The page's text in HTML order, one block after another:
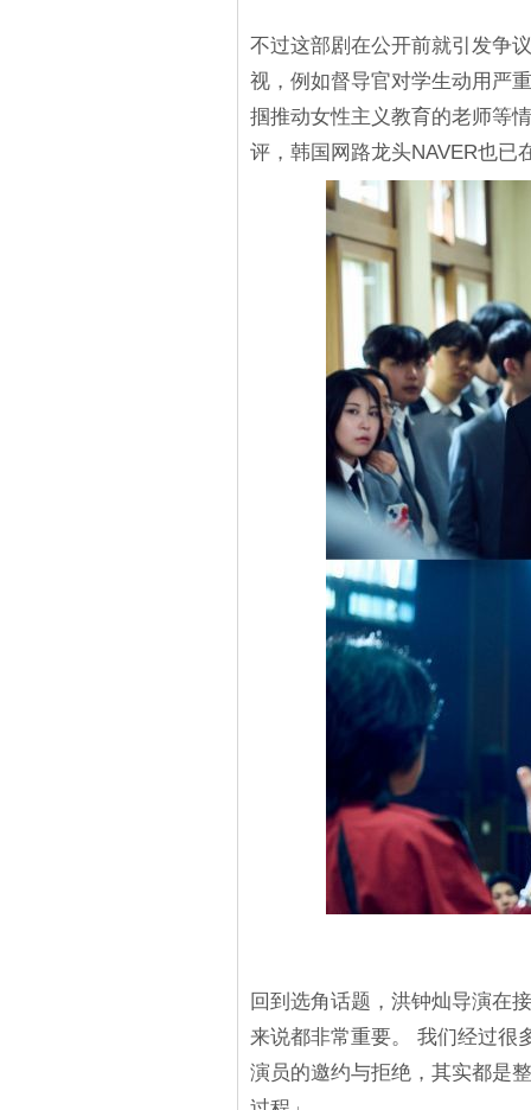
不过这部剧在公开前就引发争
视，例如督导官对学生动用严
掴推动女性主义教育的老师等
评，韩国网路龙头NAVER也已
回到选角话题，洪钟灿导演在
来说都非常重要。 我们经过很
演员的邀约与拒绝，其实都是